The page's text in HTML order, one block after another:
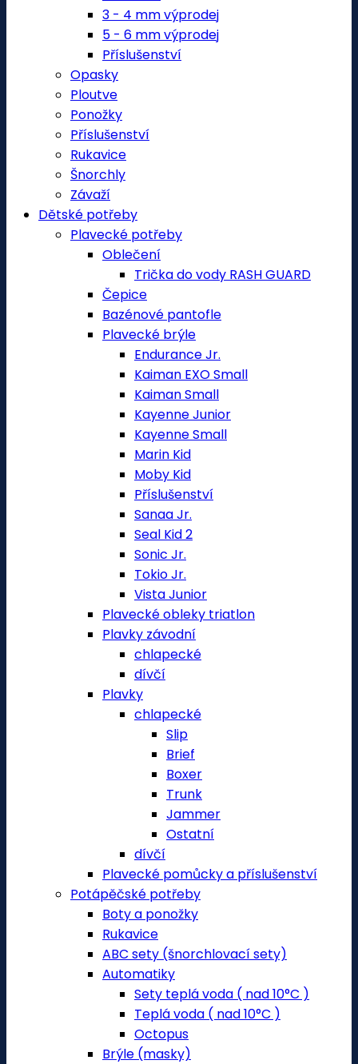
3 - 4 mm výprodej
5 - 6 mm výprodej
Příslušenství
Opasky
Ploutve
Ponožky
Příslušenství
Rukavice
Šnorchly
Závaží
Dětské potřeby
Plavecké potřeby
Oblečení
Trička do vody RASH GUARD
Čepice
Bazénové pantofle
Plavecké brýle
Endurance Jr.
Kaiman EXO Small
Kaiman Small
Kayenne Junior
Kayenne Small
Marin Kid
Moby Kid
Příslušenství
Sanaa Jr.
Seal Kid 2
Sonic Jr.
Tokio Jr.
Vista Junior
Plavecké obleky triatlon
Plavky závodní
chlapecké
dívčí
Plavky
chlapecké
Slip
Brief
Boxer
Trunk
Jammer
Ostatní
dívčí
Plavecké pomůcky a příslušenství
Potápěčské potřeby
Boty a ponožky
Rukavice
ABC sety (šnorchlovací sety)
Automatiky
Sety teplá voda ( nad 10°C )
Teplá voda ( nad 10°C )
Octopus
Brýle (masky)